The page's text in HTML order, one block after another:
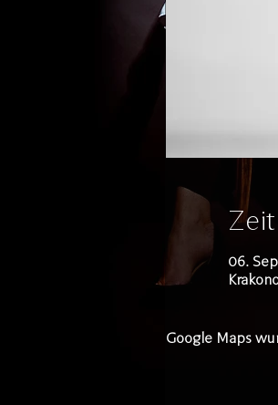
06.
Google Maps